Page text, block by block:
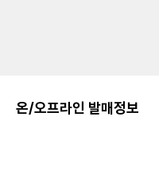
온/오프라인 발매정보